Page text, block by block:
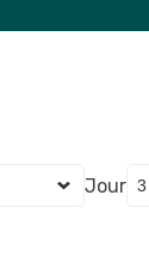
Jour